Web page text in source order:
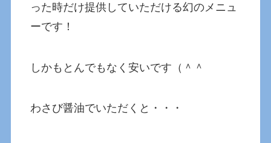
った時だけ提供していただける幻のメニュ
ーです！
しかもとんでもなく安いです（＾＾
わさび醤油でいただくと・・・